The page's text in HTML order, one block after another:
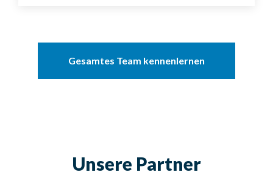
Gesamtes Team kennenlernen
Unsere Partner